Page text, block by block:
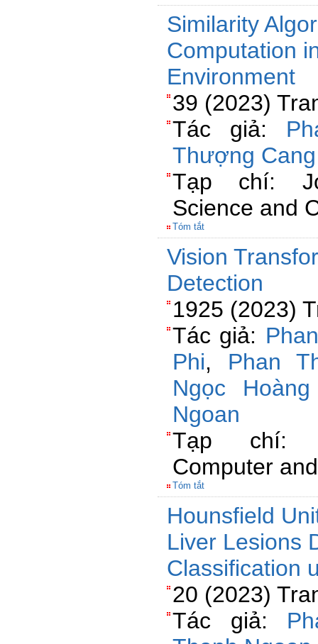
Similarity
Computation
Environment
39 (2023)
Tác giả:
Thượng Cang
Tạp chí:
Science and
Tóm tắt
Vision
Detection
1925 (2023)
Tác giả:
Phi, Phan
Ngọc
Ngoan
Tạp chí:
Computer
Tóm tắt
Hounsfield
Liver Lesions
Classification
20 (2023)
Tác giả: